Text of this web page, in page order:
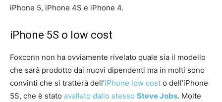
iPhone 5, iPhone 4S e iPhone 4.
iPhone 5S o low cost
Foxconn non ha ovviamente rivelato quale sia il modello
che sarà prodotto dai nuovi dipendenti ma in molti sono
convinti che si tratterà dell’iPhone low cost o dell’iPhone
5S, che è stato avallato dallo stesso Steve Jobs. Molte